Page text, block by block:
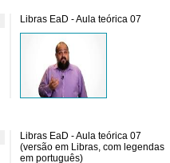
Libras EaD - Aula teórica 07
Libras EaD - Aula teórica 07
(versão em Libras, com legendas
em português)